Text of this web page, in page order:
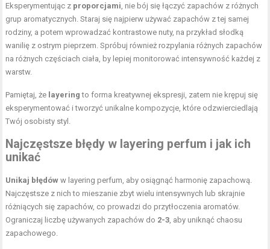
Eksperymentując z proporcjami , nie bój się łączyć zapachów z różnych
grup aromatycznych. Staraj się najpierw używać zapachów z tej samej
rodziny, a potem wprowadzać kontrastowe nuty, na przykład słodką
wanilię z ostrym pieprzem. Spróbuj również rozpylania różnych zapachów
na różnych częściach ciała, by lepiej monitorować intensywność każdej z
warstw.
Pamiętaj, że layering to forma kreatywnej ekspresji, zatem nie krępuj się
eksperymentować i tworzyć unikalne kompozycje, które odzwierciedlają
Twój osobisty styl.
Najczęstsze błędy w layering perfum i jak ich
unikać
Unikaj błędów w layering perfum, aby osiągnąć harmonię zapachową.
Najczęstsze z nich to mieszanie zbyt wielu intensywnych lub skrajnie
różniących się zapachów, co prowadzi do przytłoczenia aromatów.
Ograniczaj liczbę używanych zapachów do 2-3 , aby uniknąć chaosu
zapachowego.